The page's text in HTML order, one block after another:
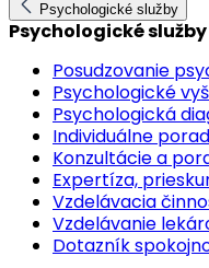
Psychologické služby
Psychologické služby
Posudzovanie
Psychologické
Psychologická
Individuálne
Konzultácie a
Expertíza,
Vzdelávacia
Vzdelávanie
Dotazník